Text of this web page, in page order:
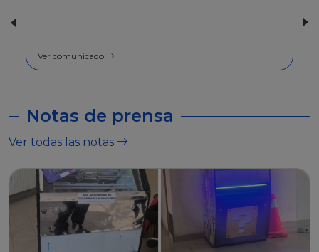
Ver comunicado
Notas de prensa
Ver todas las notas